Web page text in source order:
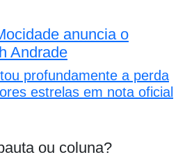
anuncia o
Andrade
profundamente a perda
estrelas em nota oficial
ou coluna?